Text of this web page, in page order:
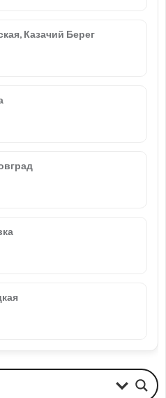
Казачий Берег